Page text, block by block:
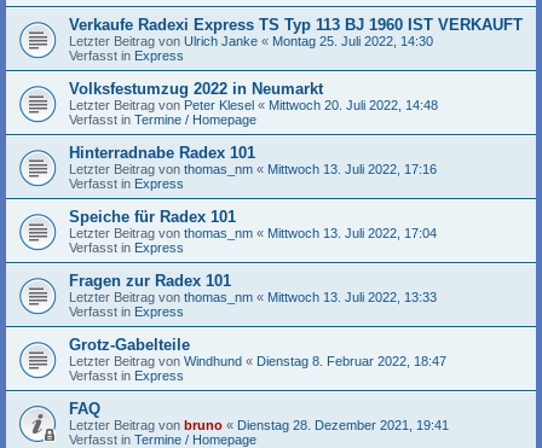
Verkaufe Radexi Express TS Typ 113 BJ 1960 IST VERKAUFT
Letzter Beitrag von Ulrich Janke « Montag 25. Juli 2022, 14:30
Verfasst in Express
Volksfestumzug 2022 in Neumarkt
Letzter Beitrag von Peter Klesel « Mittwoch 20. Juli 2022, 14:48
Verfasst in Termine / Homepage
Hinterradnabe Radex 101
Letzter Beitrag von thomas_nm « Mittwoch 13. Juli 2022, 17:16
Verfasst in Express
Speiche für Radex 101
Letzter Beitrag von thomas_nm « Mittwoch 13. Juli 2022, 17:04
Verfasst in Express
Fragen zur Radex 101
Letzter Beitrag von thomas_nm « Mittwoch 13. Juli 2022, 13:33
Verfasst in Express
Grotz-Gabelteile
Letzter Beitrag von Windhund « Dienstag 8. Februar 2022, 18:47
Verfasst in Express
FAQ
Letzter Beitrag von bruno « Dienstag 28. Dezember 2021, 19:41
Verfasst in Termine / Homepage